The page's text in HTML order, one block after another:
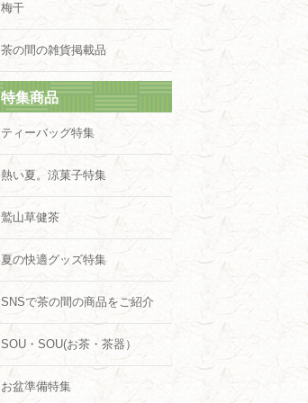
梅干
茶の間の雑貨掲載品
特集商品
ティーバッグ特集
熱い夏。涼菓子特集
鷲山草健茶
夏の快適グッズ特集
SNSで茶の間の商品をご紹介
SOU・SOU(お茶・茶器）
お盆準備特集